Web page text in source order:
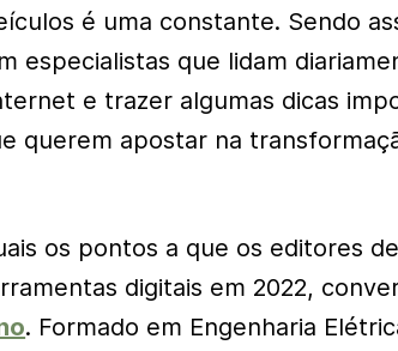
é uma constante. Sendo
especialistas que lidam
e trazer algumas dicas
querem apostar na
os pontos a que os editores
digitais em 2022,
. Formado em Engenharia